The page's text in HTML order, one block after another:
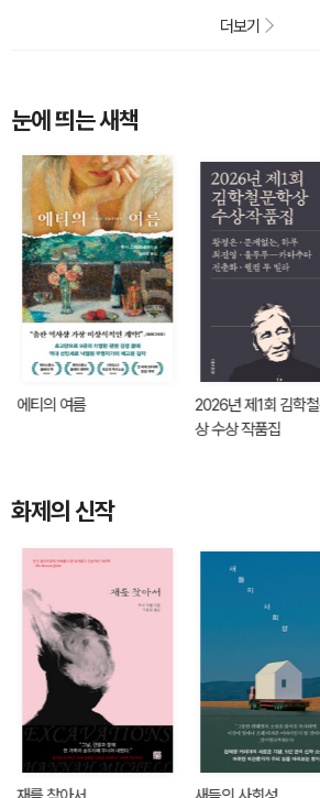
더보기
눈에 띄는 새책
에티의 여름
2026년 제1회 김학
상 수상 작품집
화제의 신작